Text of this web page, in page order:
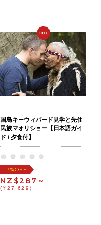
国鳥キーウィバード見学と先住
民族マオリショー【日本語ガイ
ド / 夕食付】
7%OFF
NZ$287～
(¥27,629)